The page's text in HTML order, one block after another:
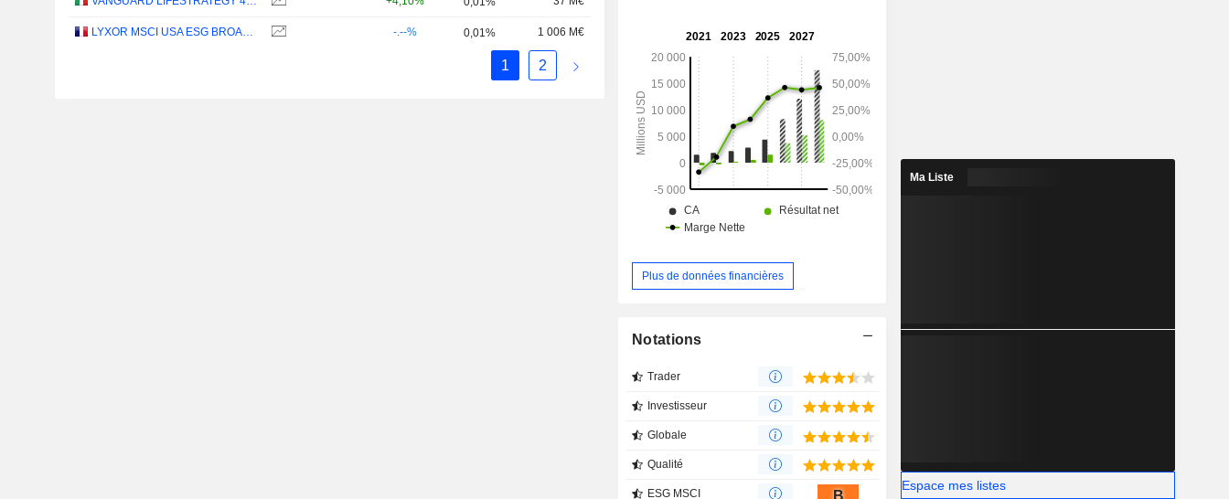
LYXOR MSCI USA ESG BROAD CTB (DR) UCITS ETF - DIST - EUR -.--% 0,01% 1 006 M€
1 2
Plus de données financières
Notations
Trader
Investisseur
Globale
Qualité
ESG MSCI
Ma Liste
Espace mes listes